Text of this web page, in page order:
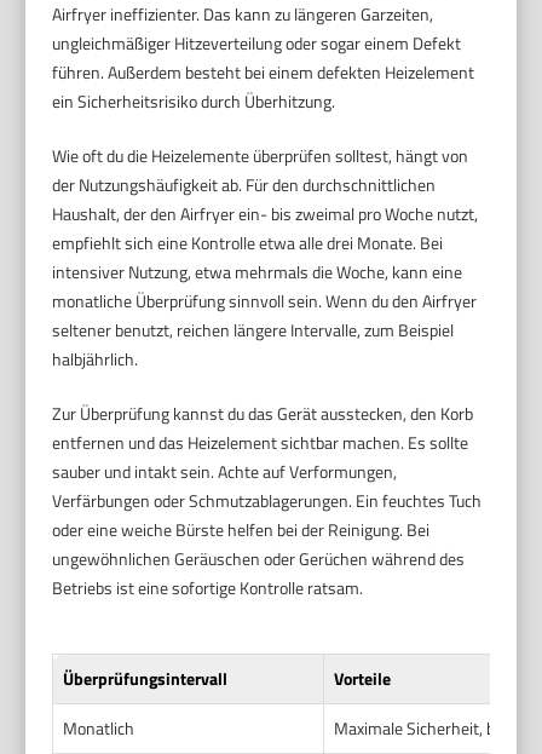
Airfryer ineffizienter. Das kann zu längeren Garzeiten,
ungleichmäßiger Hitzeverteilung oder sogar einem Defekt
führen. Außerdem besteht bei einem defekten Heizelement
ein Sicherheitsrisiko durch Überhitzung.
Wie oft du die Heizelemente überprüfen solltest, hängt von
der Nutzungshäufigkeit ab. Für den durchschnittlichen
Haushalt, der den Airfryer ein- bis zweimal pro Woche nutzt,
empfiehlt sich eine Kontrolle etwa alle drei Monate. Bei
intensiver Nutzung, etwa mehrmals die Woche, kann eine
monatliche Überprüfung sinnvoll sein. Wenn du den Airfryer
seltener benutzt, reichen längere Intervalle, zum Beispiel
halbjährlich.
Zur Überprüfung kannst du das Gerät ausstecken, den Korb
entfernen und das Heizelement sichtbar machen. Es sollte
sauber und intakt sein. Achte auf Verformungen,
Verfärbungen oder Schmutzablagerungen. Ein feuchtes Tuch
oder eine weiche Bürste helfen bei der Reinigung. Bei
ungewöhnlichen Geräuschen oder Gerüchen während des
Betriebs ist eine sofortige Kontrolle ratsam.
Überprüfungsintervall
Vorteile
Monatlich
Maximale Sicherheit, beste